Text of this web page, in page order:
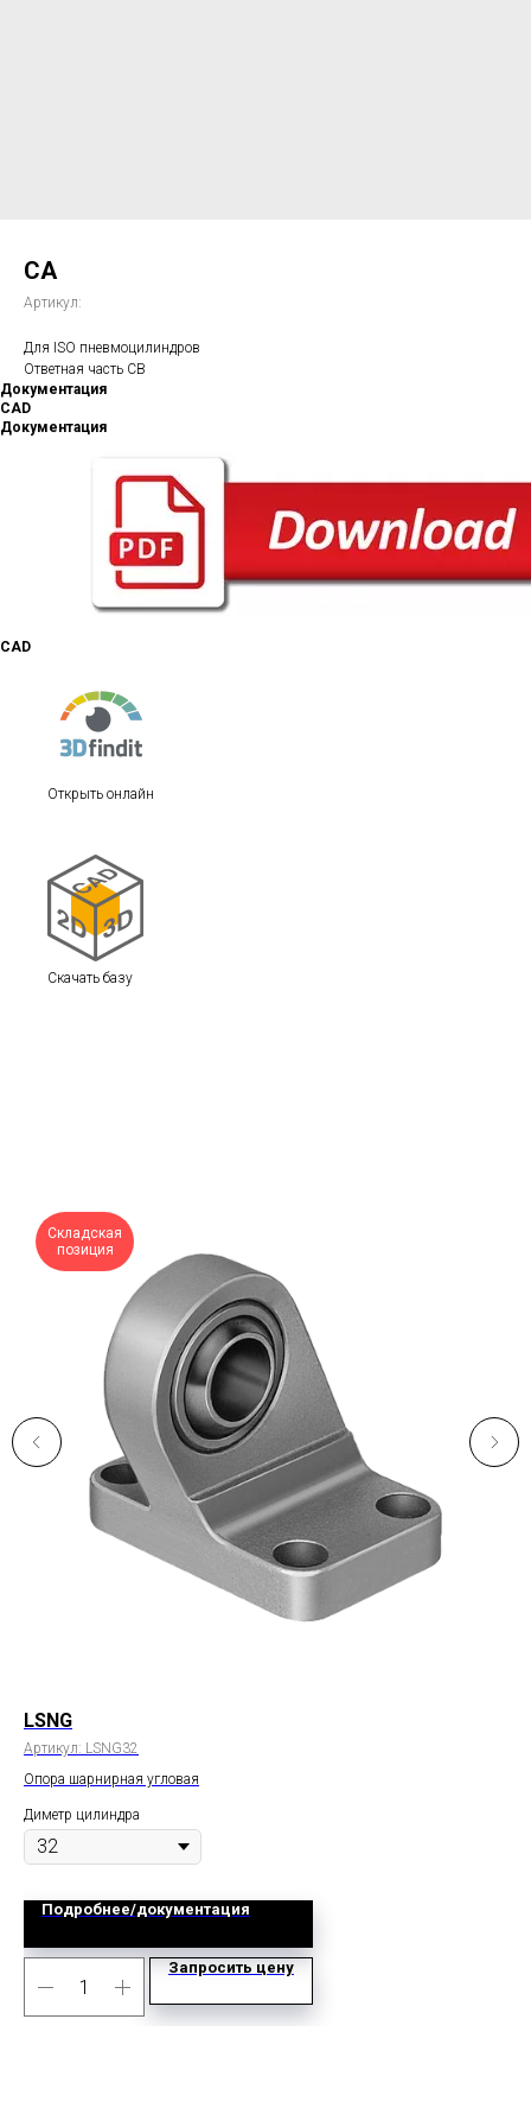
CA
Артикул:
Для ISO пневмоцилиндров
Ответная часть CB
Документация
CAD
Документация
CAD
Открыть онлайн
Скачать базу
Складская
позиция
LSNG
Артикул: LSNG32
Опора шарнирная угловая
Диметр цилиндра
Подробнее/документация
Запросить цену